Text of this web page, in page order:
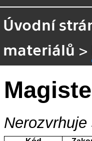
Úvodní
materiálů >
Nerozvrhuje